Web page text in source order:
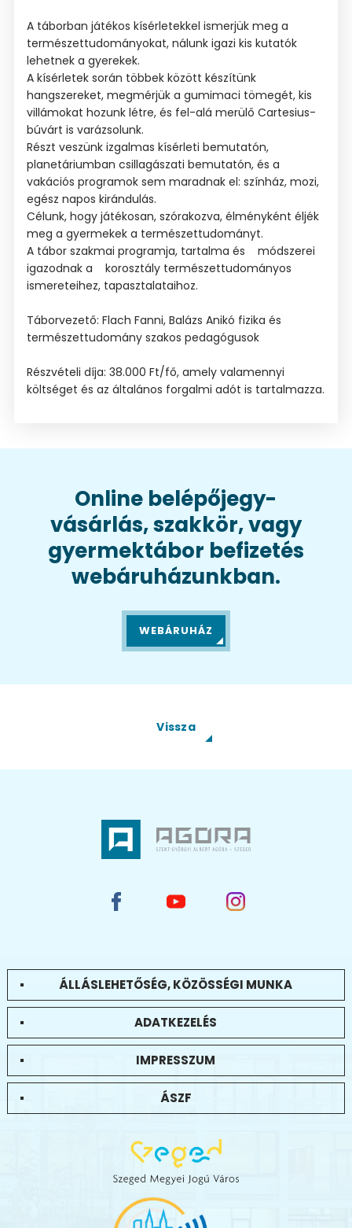
A táborban játékos kísérletekkel ismerjük meg a
természettudományokat, nálunk igazi kis kutatók
lehetnek a gyerekek.
A kísérletek során többek között készítünk
hangszereket, megmérjük a gumimaci tömegét, kis
villámokat hozunk létre, és fel-alá merülő Cartesius-
búvárt is varázsolunk.
Részt veszünk izgalmas kísérleti bemutatón,
planetáriumban csillagászati bemutatón, és a
vakációs programok sem maradnak el: színház, mozi,
egész napos kirándulás.
Célunk, hogy játékosan, szórakozva, élményként éljék
meg a gyermekek a természettudományt.
A tábor szakmai programja, tartalma és módszerei
igazodnak a korosztály természettudományos
ismereteihez, tapasztalataihoz.
Táborvezető: Flach Fanni, Balázs Anikó fizika és
természettudomány szakos pedagógusok
Részvételi díja: 38.000 Ft/fő, amely valamennyi
költséget és az általános forgalmi adót is tartalmazza.
Online belépőjegy-
vásárlás, szakkör, vagy
gyermektábor befizetés
webáruházunkban.
WEBÁRUHÁZ
Vissza
ÁLLÁSLEHETŐSÉG, KÖZÖSSÉGI MUNKA
ADATKEZELÉS
IMPRESSZUM
ÁSZF